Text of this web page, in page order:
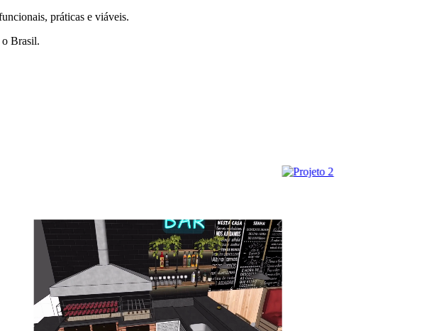
práticas e viáveis.
o Brasil.